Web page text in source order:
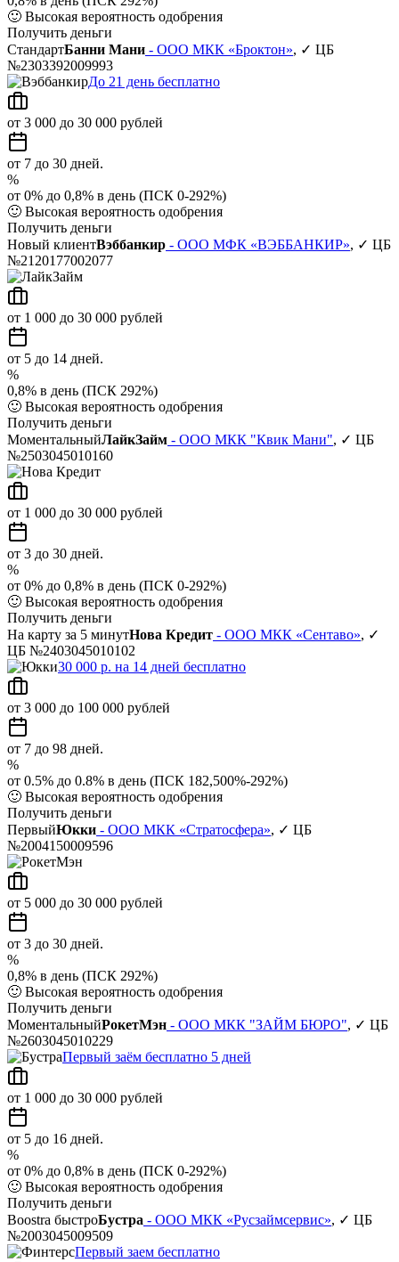
🙂 Высокая вероятность одобрения
Получить деньги
СтандартБанни Мани - ООО МКК «Броктон», ✓ ЦБ
№2303392009993
До 21 день бесплатно
от 3 000 до 30 000 рублей
от 7 до 30 дней.
%
от 0% до 0,8% в день (ПСК 0-292%)
🙂 Высокая вероятность одобрения
Получить деньги
Новый клиентВэббанкир - ООО МФК «ВЭББАНКИР», ✓ ЦБ
№2120177002077
от 1 000 до 30 000 рублей
от 5 до 14 дней.
%
0,8% в день (ПСК 292%)
🙂 Высокая вероятность одобрения
Получить деньги
МоментальныйЛайкЗайм - ООО МКК "Квик Мани", ✓ ЦБ
№2503045010160
от 1 000 до 30 000 рублей
от 3 до 30 дней.
%
от 0% до 0,8% в день (ПСК 0-292%)
🙂 Высокая вероятность одобрения
Получить деньги
На карту за 5 минутНова Кредит - ООО МКК «Сентаво», ✓
ЦБ №2403045010102
30 000 р. на 14 дней бесплатно
от 3 000 до 100 000 рублей
от 7 до 98 дней.
%
от 0.5% до 0.8% в день (ПСК 182,500%-292%)
🙂 Высокая вероятность одобрения
Получить деньги
ПервыйЮкки - ООО МКК «Стратосфера», ✓ ЦБ
№2004150009596
от 5 000 до 30 000 рублей
от 3 до 30 дней.
%
0,8% в день (ПСК 292%)
🙂 Высокая вероятность одобрения
Получить деньги
МоментальныйРокетМэн - ООО МКК "ЗАЙМ БЮРО", ✓ ЦБ
№2603045010229
Первый заём бесплатно 5 дней
от 1 000 до 30 000 рублей
от 5 до 16 дней.
%
от 0% до 0,8% в день (ПСК 0-292%)
🙂 Высокая вероятность одобрения
Получить деньги
Boostra быстроБустра - ООО МКК «Русзаймсервис», ✓ ЦБ
№2003045009509
Первый заем бесплатно